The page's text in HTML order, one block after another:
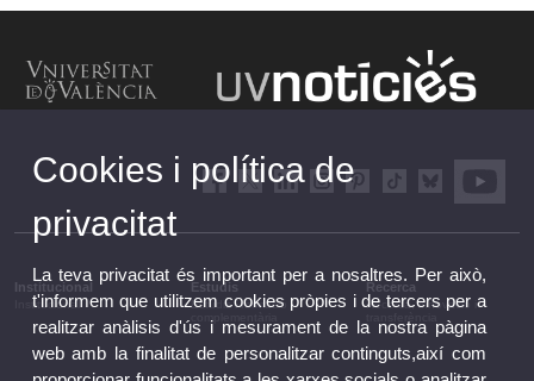
Institucional
Institucional
Estudis
Estudis i formació
Recerca
Recerca, innovació i
Cookies i política de
privacitat
La teva privacitat és important per a nosaltres. Per això,
t'informem que utilitzem cookies pròpies i de tercers per a
realitzar anàlisis d'ús i mesurament de la nostra pàgina
web amb la finalitat de personalitzar continguts,així com